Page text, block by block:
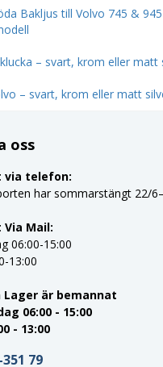
Bakljus till Volvo 745 &
– svart, krom eller matt
– svart, krom eller matt
oss
via telefon:
har sommarstängt 22/
Mail:
06:00-15:00
13:00
Lager är bemannat
06:00 - 15:00
- 13:00
79